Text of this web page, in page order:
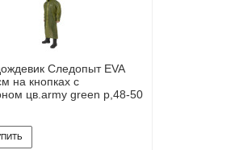
Следопыт EVA
на кнопках с
цв.army green р,48-50